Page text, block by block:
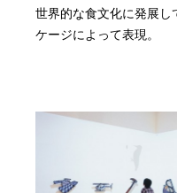
世界的な食文化に発展し
ケージによって表現。